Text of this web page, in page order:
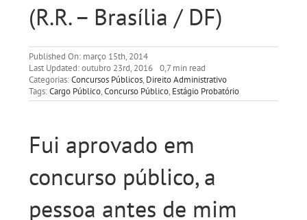
(R.R. – Brasília / DF)
Published On: março 15th, 2014
Last Updated: outubro 23rd, 2016 0,7 min read
Categorias:Concursos Públicos, Direito Administrativo
Tags:Cargo Público,Concurso Público, Estágio Probatório
Fui aprovado em
concurso público, a
pessoa antes de mim